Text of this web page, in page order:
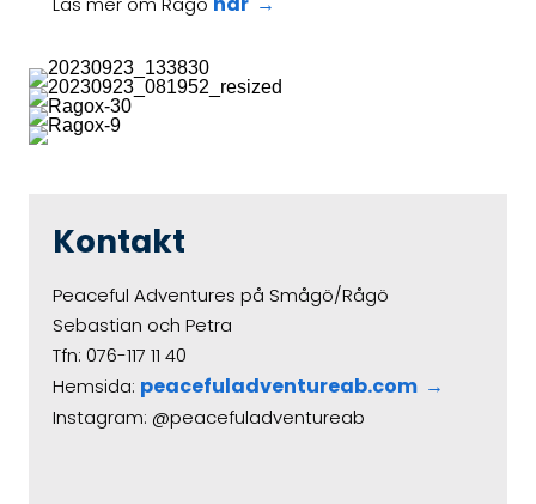
Kontakt
Peaceful Adventures på Smågö/Rågö
Sebastian och Petra
Tfn: 076-117 11 40
Hemsida: peacefuladventureab.com
Instagram: @peacefuladventureab